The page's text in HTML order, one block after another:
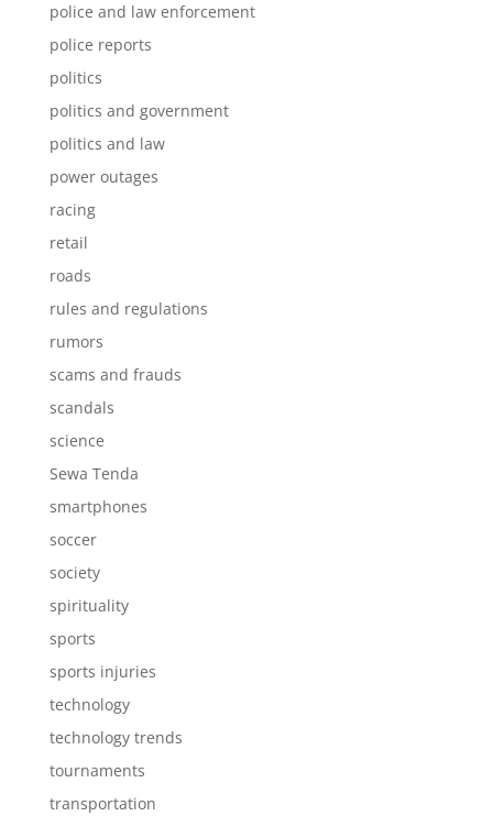
police and law enforcement
police reports
politics
politics and government
politics and law
power outages
racing
retail
roads
rules and regulations
rumors
scams and frauds
scandals
science
Sewa Tenda
smartphones
soccer
society
spirituality
sports
sports injuries
technology
technology trends
tournaments
transportation